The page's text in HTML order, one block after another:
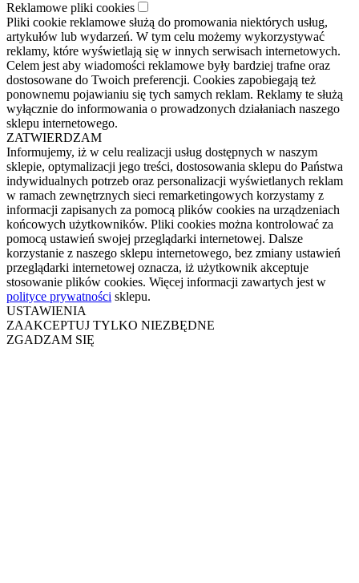
Reklamowe pliki cookies
Pliki cookie reklamowe służą do promowania niektórych usług,
artykułów lub wydarzeń. W tym celu możemy wykorzystywać
reklamy, które wyświetlają się w innych serwisach internetowych.
Celem jest aby wiadomości reklamowe były bardziej trafne oraz
dostosowane do Twoich preferencji. Cookies zapobiegają też
ponownemu pojawianiu się tych samych reklam. Reklamy te służą
wyłącznie do informowania o prowadzonych działaniach naszego
sklepu internetowego.
ZATWIERDZAM
Informujemy, iż w celu realizacji usług dostępnych w naszym
sklepie, optymalizacji jego treści, dostosowania sklepu do Państwa
indywidualnych potrzeb oraz personalizacji wyświetlanych reklam
w ramach zewnętrznych sieci remarketingowych korzystamy z
informacji zapisanych za pomocą plików cookies na urządzeniach
końcowych użytkowników. Pliki cookies można kontrolować za
pomocą ustawień swojej przeglądarki internetowej. Dalsze
korzystanie z naszego sklepu internetowego, bez zmiany ustawień
przeglądarki internetowej oznacza, iż użytkownik akceptuje
stosowanie plików cookies. Więcej informacji zawartych jest w
polityce prywatności sklepu.
USTAWIENIA
ZAAKCEPTUJ TYLKO NIEZBĘDNE
ZGADZAM SIĘ